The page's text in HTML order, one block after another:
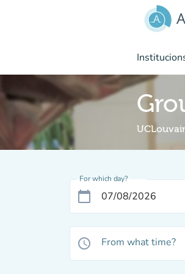
For which day?
calendar_today
access_time From what time?